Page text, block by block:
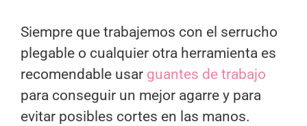
Siempre que trabajemos con el serrucho
plegable o cualquier otra herramienta es
recomendable usar guantes de trabajo
para conseguir un mejor agarre y para
evitar posibles cortes en las manos.